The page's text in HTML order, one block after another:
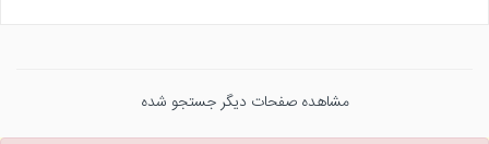
مشاهده صفحات دیگر جستجو شده